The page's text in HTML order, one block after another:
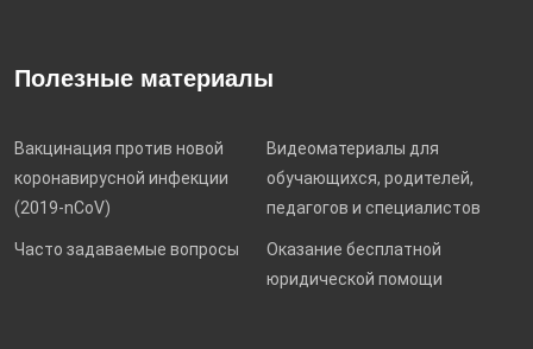
Полезные материалы
Вакцинация против новой
коронавирусной инфекции
(2019-nCoV)
Видеоматериалы для
обучающихся, родителей,
педагогов и специалистов
Часто задаваемые вопросы
Оказание бесплатной
юридической помощи